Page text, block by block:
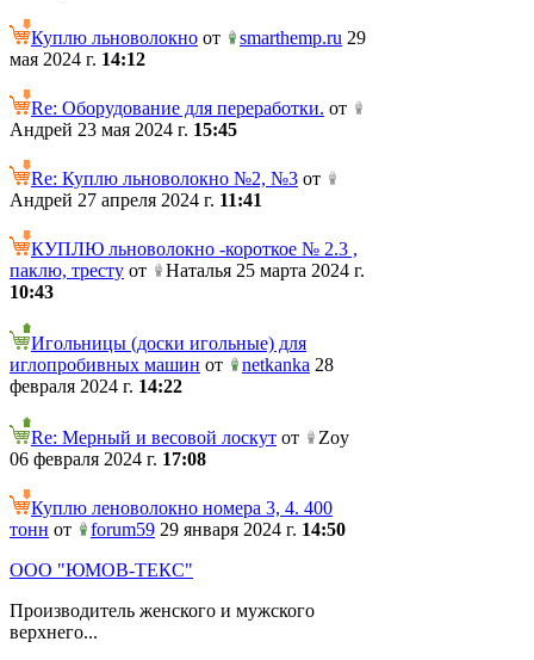
Куплю льноволокно от smarthemp.ru 29
мая 2024 г. 14:12
Re: Оборудование для переработки. от
Андрей 23 мая 2024 г. 15:45
Re: Куплю льноволокно №2, №3 от
Андрей 27 апреля 2024 г. 11:41
КУПЛЮ льноволокно -короткое № 2.3 ,
паклю, тресту от
Наталья 25 марта 2024 г.
10:43
Игольницы (доски игольные) для
иглопробивных машин от netkanka 28
февраля 2024 г. 14:22
Re: Мерный и весовой лоскут от
Zoy
06 февраля 2024 г. 17:08
Куплю леноволокно номера 3, 4. 400
тонн от forum59 29 января 2024 г. 14:50
ООО "ЮМОВ-ТЕКС"
Производитель женского и мужского
верхнего...